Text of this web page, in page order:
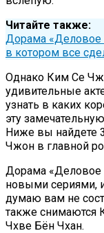
Читайте также:
Дорама
в котором все
Однако Ким Се
удивительные
узнать в каких
эту
Ниже вы найдете
Чжон в главной
Дорама «Деловое
новыми сериями,
думаю вам не
также
Чхве Бён Чхан.